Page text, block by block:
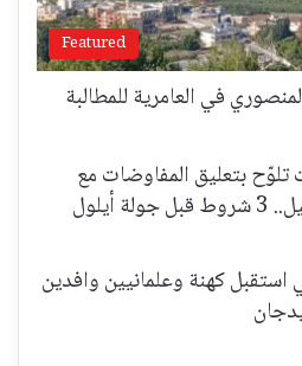
Featured
في العامرية للمطالبة
تلوّح بتعليق المفاوضات مع
أيلول
استقبل كهنة وعلمانيين وافدين